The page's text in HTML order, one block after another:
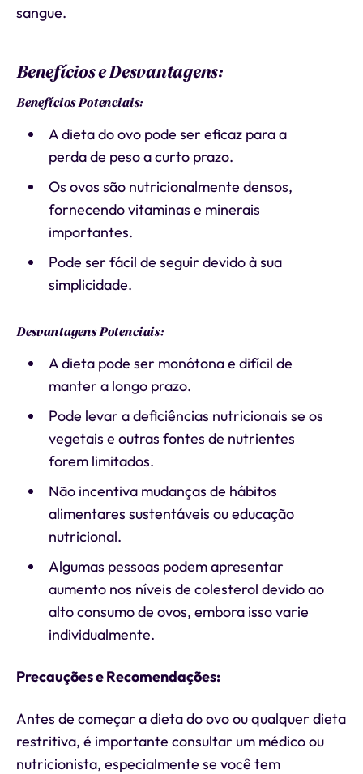
sangue.
Benefícios e Desvantagens:
Benefícios Potenciais:
A dieta do ovo pode ser eficaz para a
perda de peso a curto prazo.
Os ovos são nutricionalmente densos,
fornecendo vitaminas e minerais
importantes.
Pode ser fácil de seguir devido à sua
simplicidade.
Desvantagens Potenciais:
A dieta pode ser monótona e difícil de
manter a longo prazo.
Pode levar a deficiências nutricionais se os
vegetais e outras fontes de nutrientes
forem limitados.
Não incentiva mudanças de hábitos
alimentares sustentáveis ou educação
nutricional.
Algumas pessoas podem apresentar
aumento nos níveis de colesterol devido ao
alto consumo de ovos, embora isso varie
individualmente.
Precauções e Recomendações:
Antes de começar a dieta do ovo ou qualquer dieta
restritiva, é importante consultar um médico ou
nutricionista, especialmente se você tem